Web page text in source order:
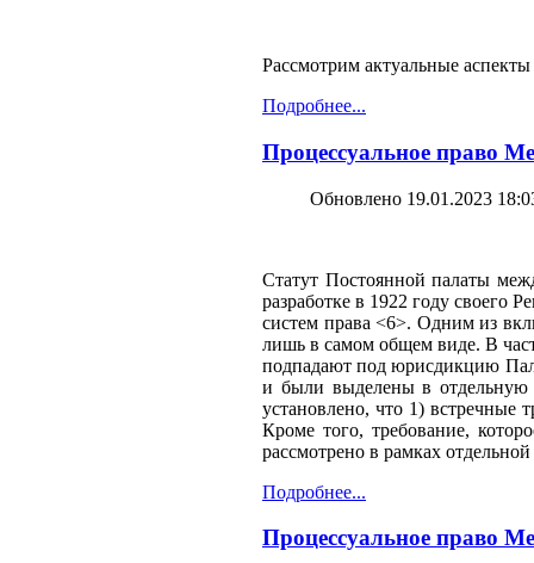
Рассмотрим актуальные
Подробнее...
Процессуальное право
Обновлено 19.01.2023
Статут Постоянной палаты
разработке в 1922 году своего
систем права <6>. Одним из
лишь в самом общем виде. В
подпадают под юрисдикцию
и были выделены в отдельную
установлено, что 1) встречные
Кроме того, требование,
рассмотрено в рамках
Подробнее...
Процессуальное право